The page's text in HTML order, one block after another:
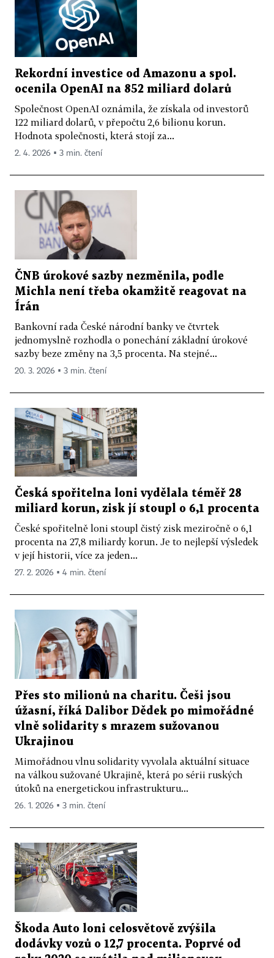
Rekordní investice od Amazonu a spol.
ocenila OpenAI na 852 miliard dolarů
Společnost OpenAI oznámila, že získala od investorů
122 miliard dolarů, v přepočtu 2,6 bilionu korun.
Hodnota společnosti, která stojí za...
2. 4. 2026 ▪ 3 min. čtení
ČNB úrokové sazby nezměnila, podle
Michla není třeba okamžitě reagovat na
Írán
Bankovní rada České národní banky ve čtvrtek
jednomyslně rozhodla o ponechání základní úrokové
sazby beze změny na 3,5 procenta. Na stejné...
20. 3. 2026 ▪ 3 min. čtení
Česká spořitelna loni vydělala téměř 28
miliard korun, zisk jí stoupl o 6,1 procenta
České spořitelně loni stoupl čistý zisk meziročně o 6,1
procenta na 27,8 miliardy korun. Je to nejlepší výsledek
v její historii, více za jeden...
27. 2. 2026 ▪ 4 min. čtení
Přes sto milionů na charitu. Češi jsou
úžasní, říká Dalibor Dědek po mimořádné
vlně solidarity s mrazem sužovanou
Ukrajinou
Mimořádnou vlnu solidarity vyvolala aktuální situace
na válkou sužované Ukrajině, která po sérii ruských
útoků na energetickou infrastrukturu...
26. 1. 2026 ▪ 3 min. čtení
Škoda Auto loni celosvětově zvýšila
dodávky vozů o 12,7 procenta. Poprvé od